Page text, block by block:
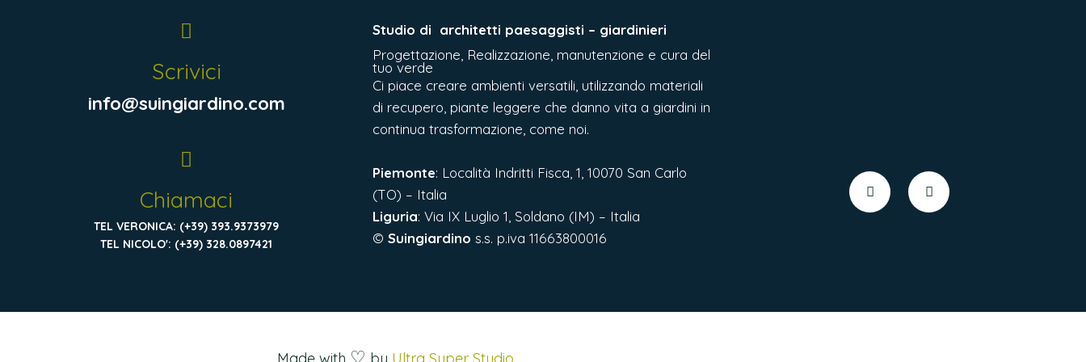
Scrivici
info@suingiardino.com
Chiamaci
TEL VERONICA: (+39) 393.9373979
TEL NICOLO': (+39) 328.0897421
Studio di architetti paesaggisti – giardinieri
Progettazione, Realizzazione, manutenzione e cura del
tuo verde
Ci piace creare ambienti versatili, utilizzando materiali
di recupero, piante leggere che danno vita a giardini in
continua trasformazione, come noi.
Piemonte: Località Indritti Fisca, 1, 10070 San Carlo
(TO) – Italia
Liguria:Via IX Luglio 1, Soldano (IM) – Italia
©Suingiardino s.s. p.iva 11663800016
Made with ♡ by Ultra Super Studio